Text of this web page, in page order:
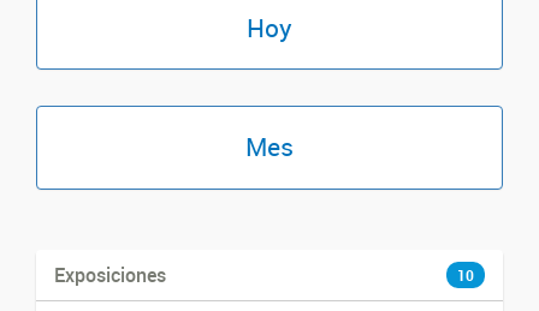
Hoy
Mes
Exposiciones 10